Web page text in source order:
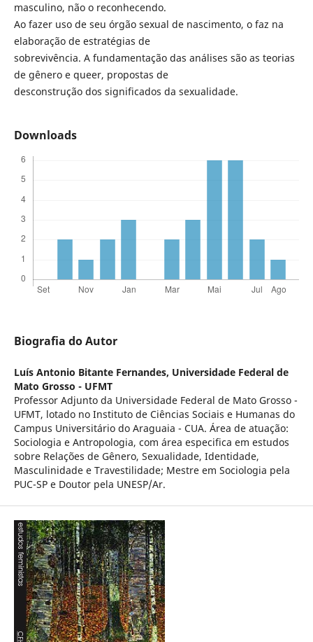
masculino, não o reconhecendo.
Ao fazer uso de seu órgão sexual de nascimento, o faz na
elaboração de estratégias de
sobrevivência. A fundamentação das análises são as teorias
de gênero e queer, propostas de
desconstrução dos significados da sexualidade.
Downloads
Biografia do Autor
Luís Antonio Bitante Fernandes, Universidade Federal de
Mato Grosso - UFMT
Professor Adjunto da Universidade Federal de Mato Grosso -
UFMT, lotado no Instituto de Ciências Sociais e Humanas do
Campus Universitário do Araguaia - CUA. Área de atuação:
Sociologia e Antropologia, com área especifica em estudos
sobre Relações de Gênero, Sexualidade, Identidade,
Masculinidade e Travestilidade; Mestre em Sociologia pela
PUC-SP e Doutor pela UNESP/Ar.